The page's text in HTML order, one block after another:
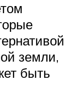
земли,
быть